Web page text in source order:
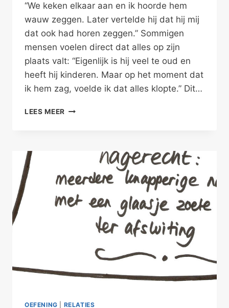
“We keken elkaar aan en ik hoorde hem
wauw zeggen. Later vertelde hij dat hij mij
dat ook had horen zeggen.” Sommigen
mensen voelen direct dat alles op zijn
plaats valt: “Eigenlijk is hij veel te oud en
heeft hij kinderen. Maar op het moment dat
ik hem zag, voelde ik dat alles klopte.” Dit…
LEES MEER DE
GEWOONTJES
OEFENING RELATIES